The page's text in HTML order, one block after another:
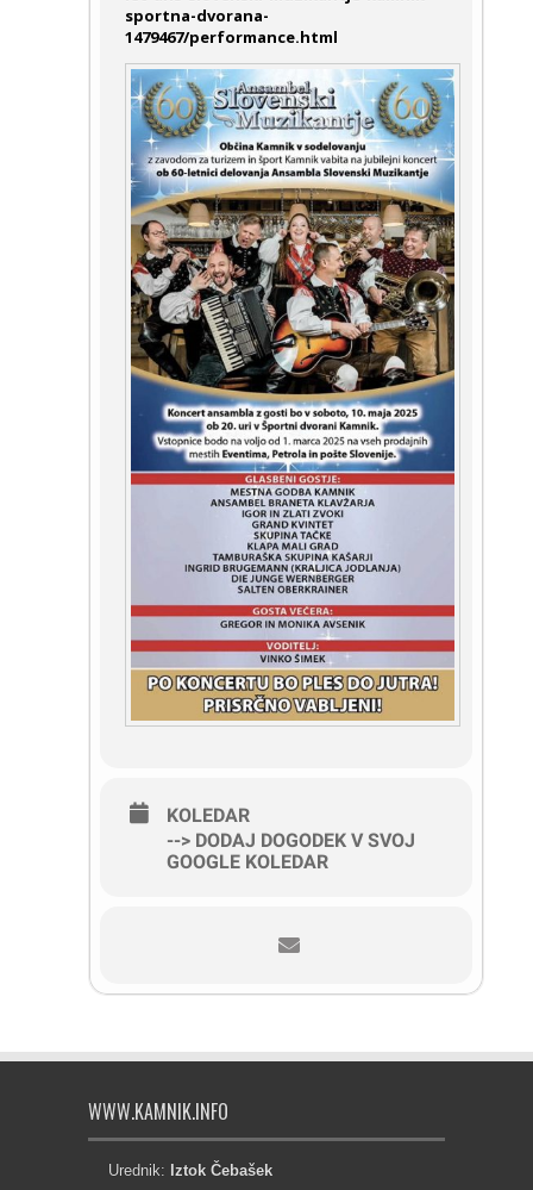
sportna-dvorana-
1479467/performance.html
KOLEDAR
--> DODAJ DOGODEK V SVOJ
GOOGLE KOLEDAR
WWW.KAMNIK.INFO
Urednik: Iztok Čebašek